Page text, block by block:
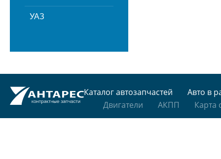
УАЗ
Каталог автозапчастей
Авто в
Двигатели
АКПП Карта